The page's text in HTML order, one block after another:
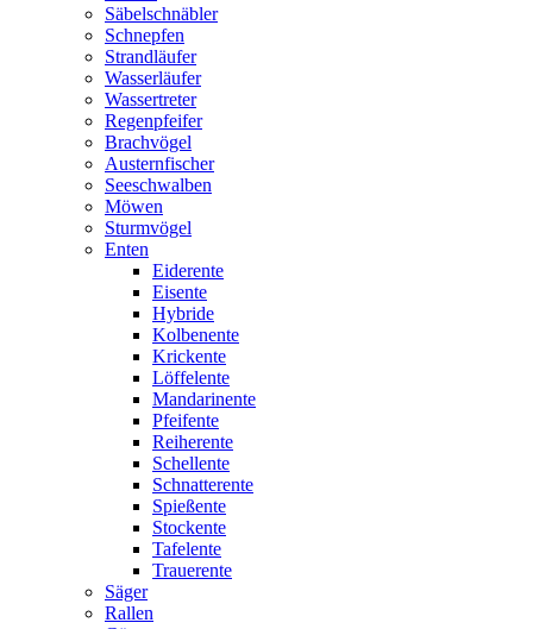
Säbelschnäbler
Schnepfen
Strandläufer
Wasserläufer
Wassertreter
Regenpfeifer
Brachvögel
Austernfischer
Seeschwalben
Möwen
Sturmvögel
Enten
Eiderente
Eisente
Hybride
Kolbenente
Krickente
Löffelente
Mandarinente
Pfeifente
Reiherente
Schellente
Schnatterente
Spießente
Stockente
Tafelente
Trauerente
Säger
Rallen